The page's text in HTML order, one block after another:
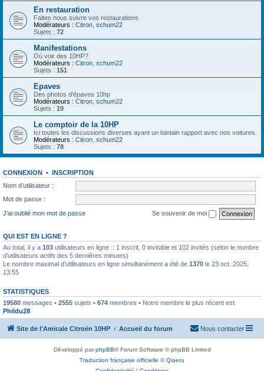
En restauration
Faites nous suivre vos restaurations
Modérateurs : Citron schum22
Sujets : 72
Manifestations
Où voir des 10HP?
Modérateurs : Citron schum22
Sujets : 151
Epaves
Des photos d'épaves 10hp
Modérateurs : Citron schum22
Sujets : 19
Le comptoir de la 10HP
Ici toutes les discussions diverses ayant un lointain rapport avec nos voitures.
Modérateurs : Citron schum22
Sujets : 78
CONNEXION • INSCRIPTION
Nom d’utilisateur :
Mot de passe :
J’ai oublié mon mot de passe
Se souvenir de moi
QUI EST EN LIGNE ?
Au total, il y a 103 utilisateurs en ligne :: 1 inscrit, 0 invisible et 102 invités (selon le nombre
d’utilisateurs actifs des 5 dernières minutes)
Le nombre maximal d’utilisateurs en ligne simultanément a été de 1370 le 23 oct. 2025,
13:55
STATISTIQUES
19580 messages • 2555 sujets • 674 membres • Notre membre le plus récent est
Phildu28
Site de l'Amicale Citroën 10HP Accueil du forum Nous contacter
Développé parphpBB® Forum Software © phpBB Limited
Traduction française officielle ©Qiaeru